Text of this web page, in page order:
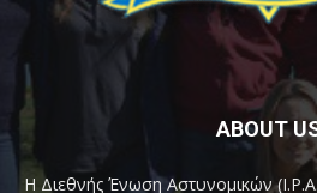
ABOUT
Η Διεθνής Ένωση Αστυνομικών